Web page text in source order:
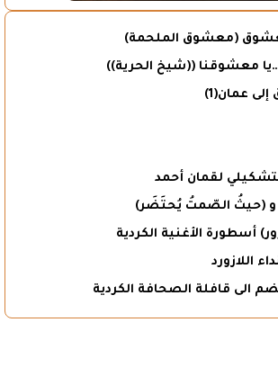
(معشوق الملحمة)
معشوقنا ((شيخ الحرية))
عمان(1)
لقمان أحمد
و (حيثُ الصّمتُ يُحتَضَر)
أسطورة الأغنية الكردية
اللازورد
الى قافلة الصحافة الكردية